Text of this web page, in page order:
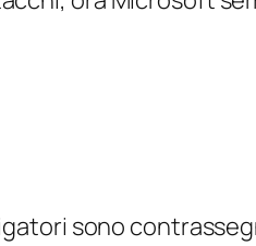
sono